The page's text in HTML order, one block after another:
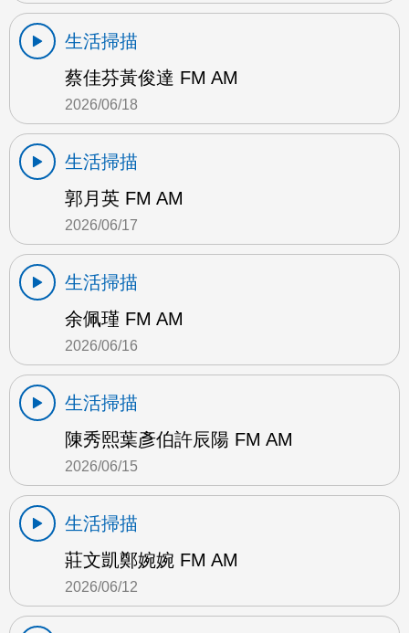
生活掃描
蔡佳芬黃俊達 FM AM
2026/06/18
生活掃描
郭月英 FM AM
2026/06/17
生活掃描
余佩瑾 FM AM
2026/06/16
生活掃描
陳秀熙葉彥伯許辰陽 FM AM
2026/06/15
生活掃描
莊文凱鄭婉婉 FM AM
2026/06/12